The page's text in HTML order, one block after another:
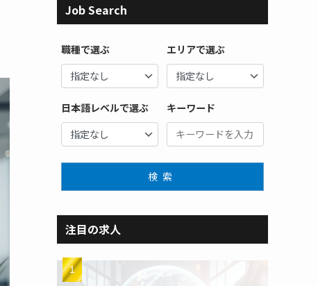
Job Search
職種で選ぶ エリアで選ぶ
日本語レベルで選ぶ キーワード
検索
注目の求人